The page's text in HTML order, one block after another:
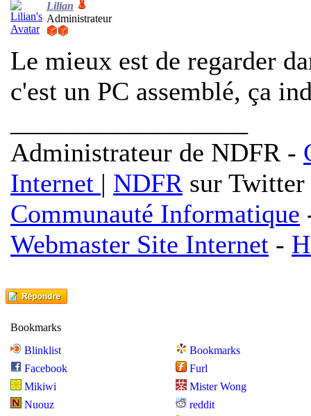
Lilian
Administrateur
Le mieux est de regarder
c'est un PC assemblé, ça
Administrateur de NDFR -
Internet | NDFR sur Twitter
Communauté Informatique
Webmaster Site Internet -
Bookmarks
Blinklist
Bookmarks
Facebook
Furl
Mikiwi
Mister Wong
Nuouz
reddit